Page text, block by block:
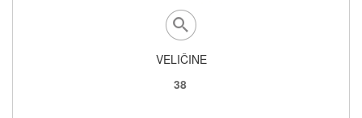
VELIČINE
38